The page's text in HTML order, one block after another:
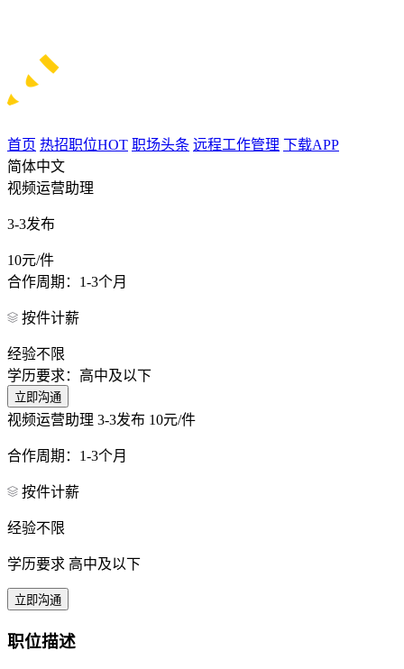
首页 热招职位HOT 职场头条 远程工作管理 下载APP
简体中文
视频运营助理
3-3发布
10元/件
合作周期：1-3个月
按件计薪
经验不限
学历要求：高中及以下
立即沟通
视频运营助理 3-3发布 10元/件
合作周期：1-3个月
按件计薪
经验不限
学历要求 高中及以下
立即沟通
职位描述